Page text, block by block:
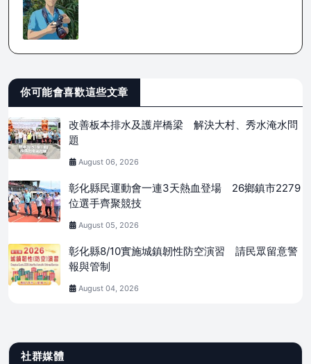
你可能會喜歡這些文章
改善板本排水及護岸橋梁 解決大村、秀水淹水問
題
August 06, 2026
彰化縣民運動會一連3天熱血登場 26鄉鎮市2279
位選手齊聚競技
August 05, 2026
彰化縣8/10實施城鎮韌性防空演習 請民眾留意警
報與管制
August 04, 2026
社群媒體